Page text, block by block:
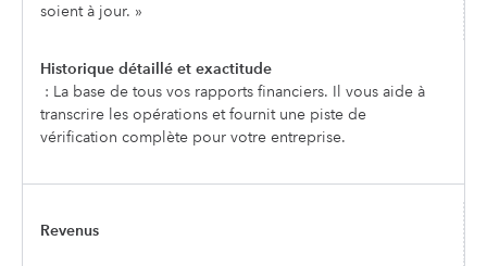
soient à jour. »
Historique détaillé et exactitude
: La base de tous vos rapports financiers. Il vous aide à
transcrire les opérations et fournit une piste de
vérification complète pour votre entreprise.
Revenus